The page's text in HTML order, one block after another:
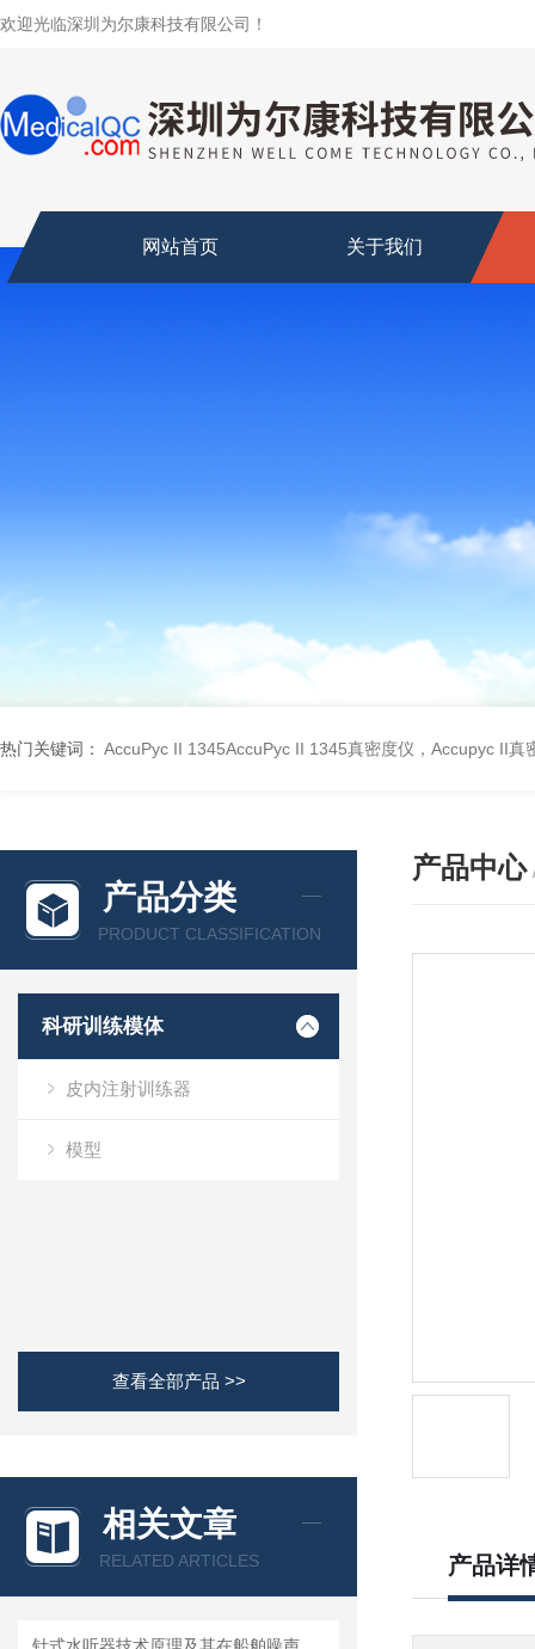
欢迎光临深圳为尔康科技有限公司！
网站首页 关于我们
热门关键词： AccuPyc II 1345AccuPyc II 1345真密度仪，Accupyc II真
产品分类
PRODUCT CLASSIFICATION
科研训练模体
皮内注射训练器
模型
查看全部产品 >>
相关文章
RELATED ARTICLES
产品中心
产品详